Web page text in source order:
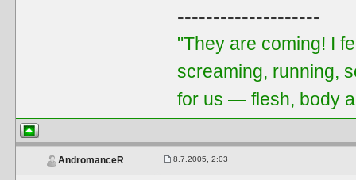
--------------------
"They are coming! I
screaming, running,
for us — flesh, body
AndromanceR 8.7.2005, 2:03